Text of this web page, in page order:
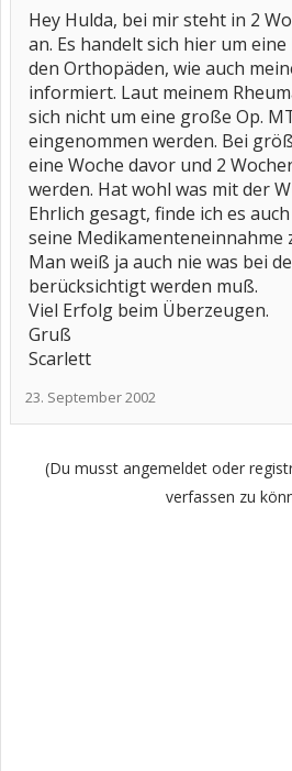
Hey Hulda, bei mir steht in 2
an. Es handelt sich hier um
den Orthopäden, wie auch
informiert. Laut meinem
sich nicht um eine große Op.
eingenommen werden. Bei
eine Woche davor und 2
werden. Hat wohl was mit der
Ehrlich gesagt, finde ich es
seine Medikamenteneinnahme
Man weiß ja auch nie was bei
berücksichtigt werden muß.
Viel Erfolg beim Überzeugen.
Gruß
Scarlett
23. September 2002
(Du musst angemeldet oder
verfassen zu